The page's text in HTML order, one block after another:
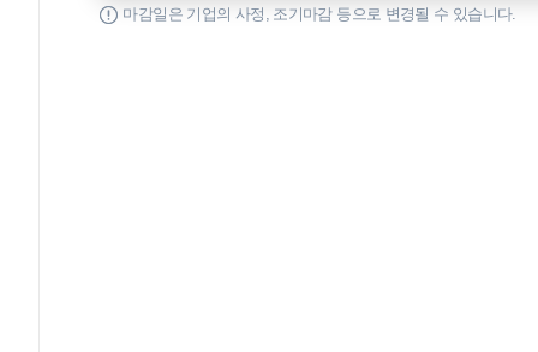
마감일은 기업의 사정, 조기마감 등으로 변경될 수 있습니다.